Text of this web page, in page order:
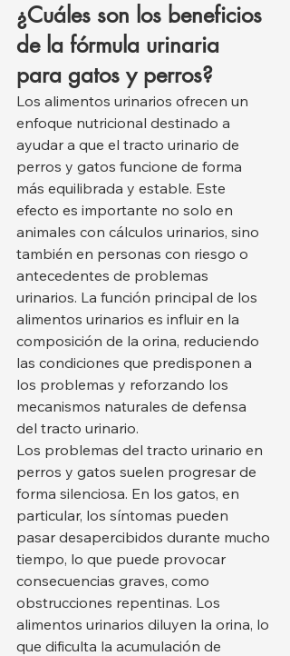
¿Cuáles son los beneficios
de la fórmula urinaria
para gatos y perros?
Los alimentos urinarios ofrecen un
enfoque nutricional destinado a
ayudar a que el tracto urinario de
perros y gatos funcione de forma
más equilibrada y estable. Este
efecto es importante no solo en
animales con cálculos urinarios, sino
también en personas con riesgo o
antecedentes de problemas
urinarios. La función principal de los
alimentos urinarios es influir en la
composición de la orina, reduciendo
las condiciones que predisponen a
los problemas y reforzando los
mecanismos naturales de defensa
del tracto urinario.
Los problemas del tracto urinario en
perros y gatos suelen progresar de
forma silenciosa. En los gatos, en
particular, los síntomas pueden
pasar desapercibidos durante mucho
tiempo, lo que puede provocar
consecuencias graves, como
obstrucciones repentinas. Los
alimentos urinarios diluyen la orina, lo
que dificulta la acumulación de